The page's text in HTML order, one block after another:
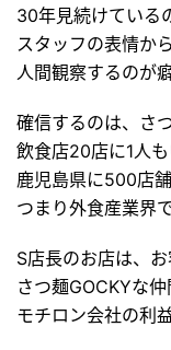
30年見続けている
スタッフの表情か
人間観察するのが
確信するのは、さ
飲食店20店に1人も
鹿児島県に500店
つまり外食産業界
S店長のお店は、
さつ麺GOCKYな仲
モチロン会社の利